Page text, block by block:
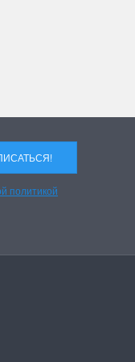
политикой